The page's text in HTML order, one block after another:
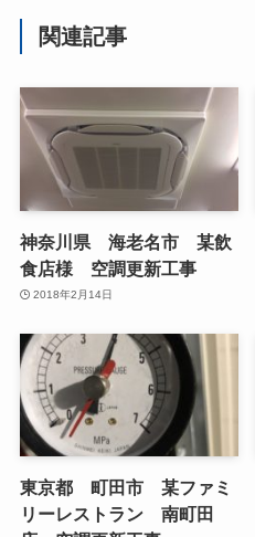
関連記事
神奈川県 海老名市 某飲
食店様 空調更新工事
2018年2月14日
東京都 町田市 某ファミ
リーレストラン 南町田